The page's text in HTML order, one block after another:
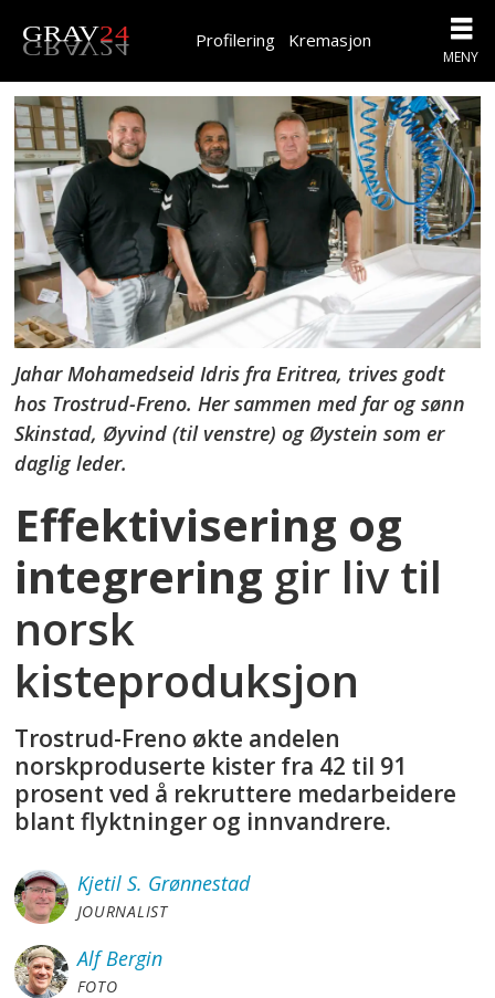
Profilering Kremasjon
Jahar Mohamedseid Idris fra Eritrea, trives godt
hos Trostrud-Freno. Her sammen med far og sønn
Skinstad, Øyvind (til venstre) og Øystein som er
daglig leder.
Effektivisering og
integrering gir liv til
norsk
kisteproduksjon
Trostrud-Freno økte andelen
norskproduserte kister fra 42 til 91
prosent ved å rekruttere medarbeidere
blant flyktninger og innvandrere.
Kjetil S. Grønnestad
JOURNALIST
Alf Bergin
FOTO